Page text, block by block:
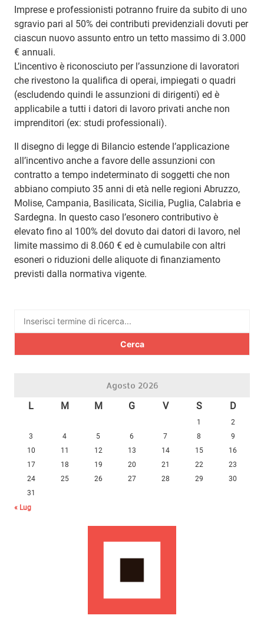
Imprese e professionisti potranno fruire da subito di uno
sgravio pari al 50% dei contributi previdenziali dovuti per
ciascun nuovo assunto entro un tetto massimo di 3.000
€ annuali.
L’incentivo è riconosciuto per l’assunzione di lavoratori
che rivestono la qualifica di operai, impiegati o quadri
(escludendo quindi le assunzioni di dirigenti) ed è
applicabile a tutti i datori di lavoro privati anche non
imprenditori (ex: studi professionali).
Il disegno di legge di Bilancio estende l’applicazione
all’incentivo anche a favore delle assunzioni con
contratto a tempo indeterminato di soggetti che non
abbiano compiuto 35 anni di età nelle regioni Abruzzo,
Molise, Campania, Basilicata, Sicilia, Puglia, Calabria e
Sardegna. In questo caso l’esonero contributivo è
elevato fino al 100% del dovuto dai datori di lavoro, nel
limite massimo di 8.060 € ed è cumulabile con altri
esoneri o riduzioni delle aliquote di finanziamento
previsti dalla normativa vigente.
Ricerca
Agosto 2026
L M M G V S D
1
2
3
4 5 6 7 8
9
10
11 12 13 14 15
16
17
18 19 20 21 22
23
24
25 26 27 28 29
30
31
« Lug